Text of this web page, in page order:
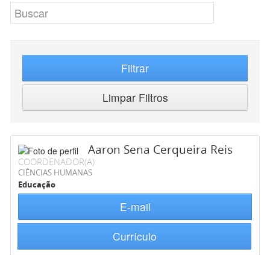
Filtrar
Limpar Filtros
Aaron Sena Cerqueira Reis
COORDENADOR(A)
CIÊNCIAS HUMANAS
Educação
E-mail
Currículo